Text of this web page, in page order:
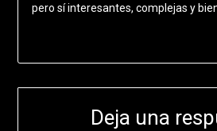
pero sí interesantes, complejas y
Deja una